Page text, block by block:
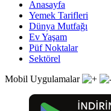
Anasayfa
Yemek Tarifleri
Dünya Mutfağı
Ev Yaşam
Püf Noktalar
Sektörel
Mobil Uygulamalar